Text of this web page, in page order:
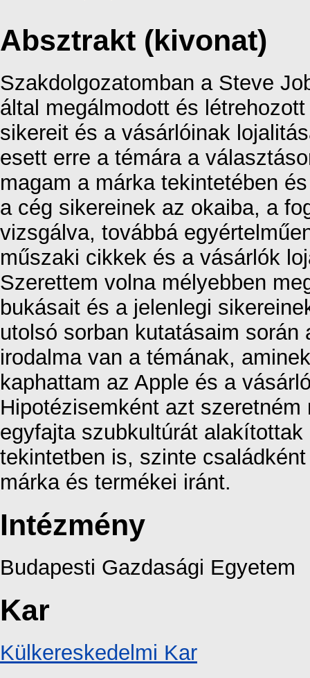
Absztrakt (kivonat)
Szakdolgozatomban a Steve
által megálmodott és
sikereit és a vásárlóinak
esett erre a témára a
magam a márka tekintetében
a cég sikereinek az okaiba, a
vizsgálva, továbbá
műszaki cikkek és a vásárlók
Szerettem volna mélyebben
bukásait és a jelenlegi
utolsó sorban kutatásaim
irodalma van a témának,
kaphattam az Apple és a
Hipotézisemként azt
egyfajta szubkultúrát
tekintetben is, szinte
márka és termékei iránt.
Intézmény
Budapesti Gazdasági Egyetem
Kar
Külkereskedelmi Kar